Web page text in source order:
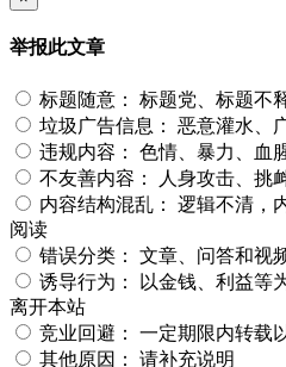
举报此文章
标题随意： 标题党、标题不
垃圾广告信息： 恶意灌水、
违规内容： 色情、暴力、血
不友善内容：
人身攻击、挑
内容结构混乱： 逻辑不清，
阅读
错误分类： 文章、问答和视
诱导行为：
以金钱、利益等
离开本站
竞业回避： 一定期限内转载
其他原因： 请补充说明